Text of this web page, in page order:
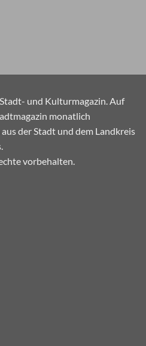
und Kulturmagazin. Auf
monatlich
der Stadt und dem Landkreis
vorbehalten.